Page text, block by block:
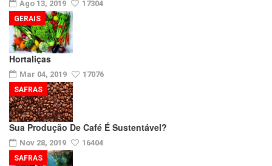
Ago 13, 2019 17304
Hortaliças
Mar 04, 2019 17076
GERAIS
Sua Produção De Café É Sustentável?
Nov 28, 2019 16404
SAFRAS
SAFRAS